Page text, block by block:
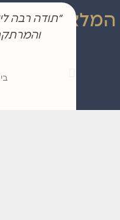
המלצות״תודה רבה